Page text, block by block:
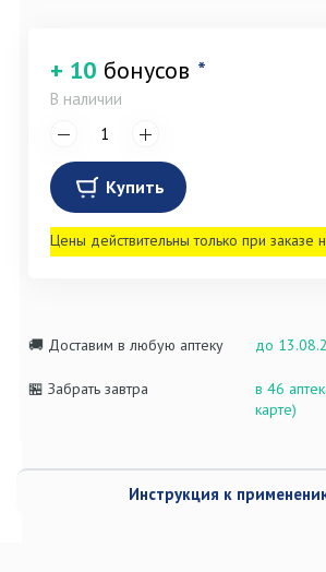
+ 10 бонусов *
В наличии
Купить
Цены действительны только при заказе
🚚 Доставим в любую аптеку до
🏪 Забрать завтра
в 46
карте)
Инструкция к